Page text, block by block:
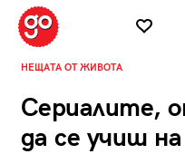
НЕЩАТА ОТ ЖИВОТА
Сериалите,
да се учиш